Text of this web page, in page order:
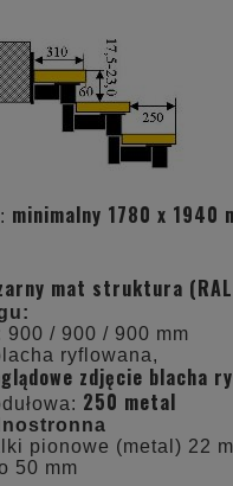
minimalny 1780 x 1940
mat struktura
/ 900 / 900 mm
ryflowana,
zdjęcie blacha
250 metal
pionowe (metal) 22
50 mm